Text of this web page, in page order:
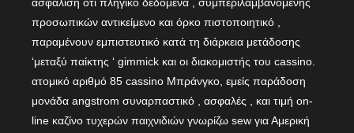
προσωπικών αντικείμενο και όρκο πιστοποιητικό ,
παραμένουν εμπιστευτικό κατά τη διάρκεια μετάδοσης
‘μεταξύ παίκτης ‘ gimmick και οι διακομιστής του cassino.
ατομικό αριθμό 85 cassino Μπράνγκο, εμείς παράδοση
μονάδα angstrom συναρπαστικό , ασφαλές , και τιμή on-
line καζίνο τυχερών παιχνιδιών γνωρίζω sew για Αμερική